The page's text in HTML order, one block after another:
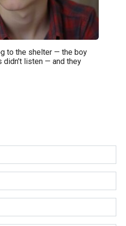
to the shelter — the boy
listen — and they